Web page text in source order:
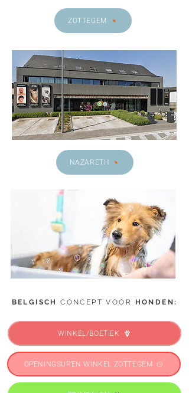
ZOTTEGEM
NAZARETH
BELGISCHCONCEPT VOOR HONDEN:
WINKEL/BOETIEK
OPENINGSUREN WINKEL ZOTTEGEM